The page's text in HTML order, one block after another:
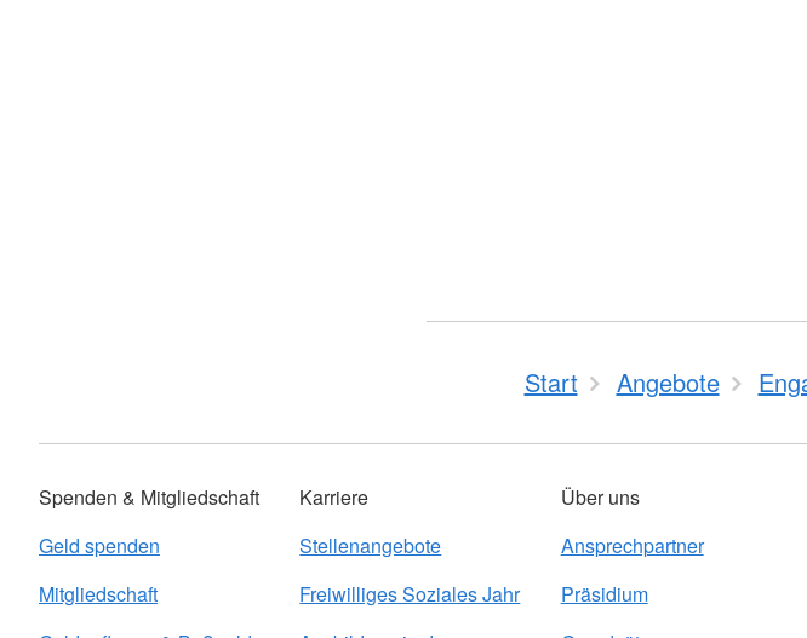
Start Angebote
Spenden & Mitgliedschaft
Geld spenden
Mitgliedschaft
Karriere
Stellenangebote
Freiwilliges Soziales Jahr
Über uns
Ansprechpartner
Präsidium